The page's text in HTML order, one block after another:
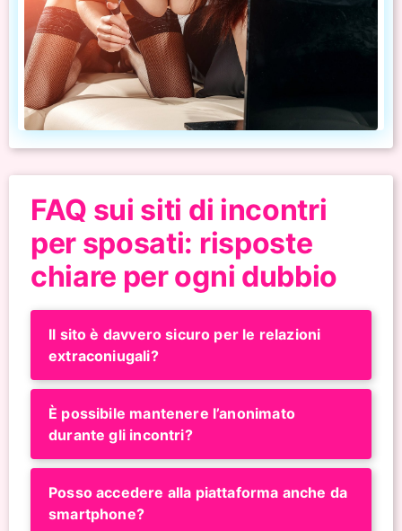
FAQ sui siti di incontri
per sposati: risposte
chiare per ogni dubbio
Il sito è davvero sicuro per le relazioni
extraconiugali?
È possibile mantenere l’anonimato
durante gli incontri?
Posso accedere alla piattaforma anche da
smartphone?